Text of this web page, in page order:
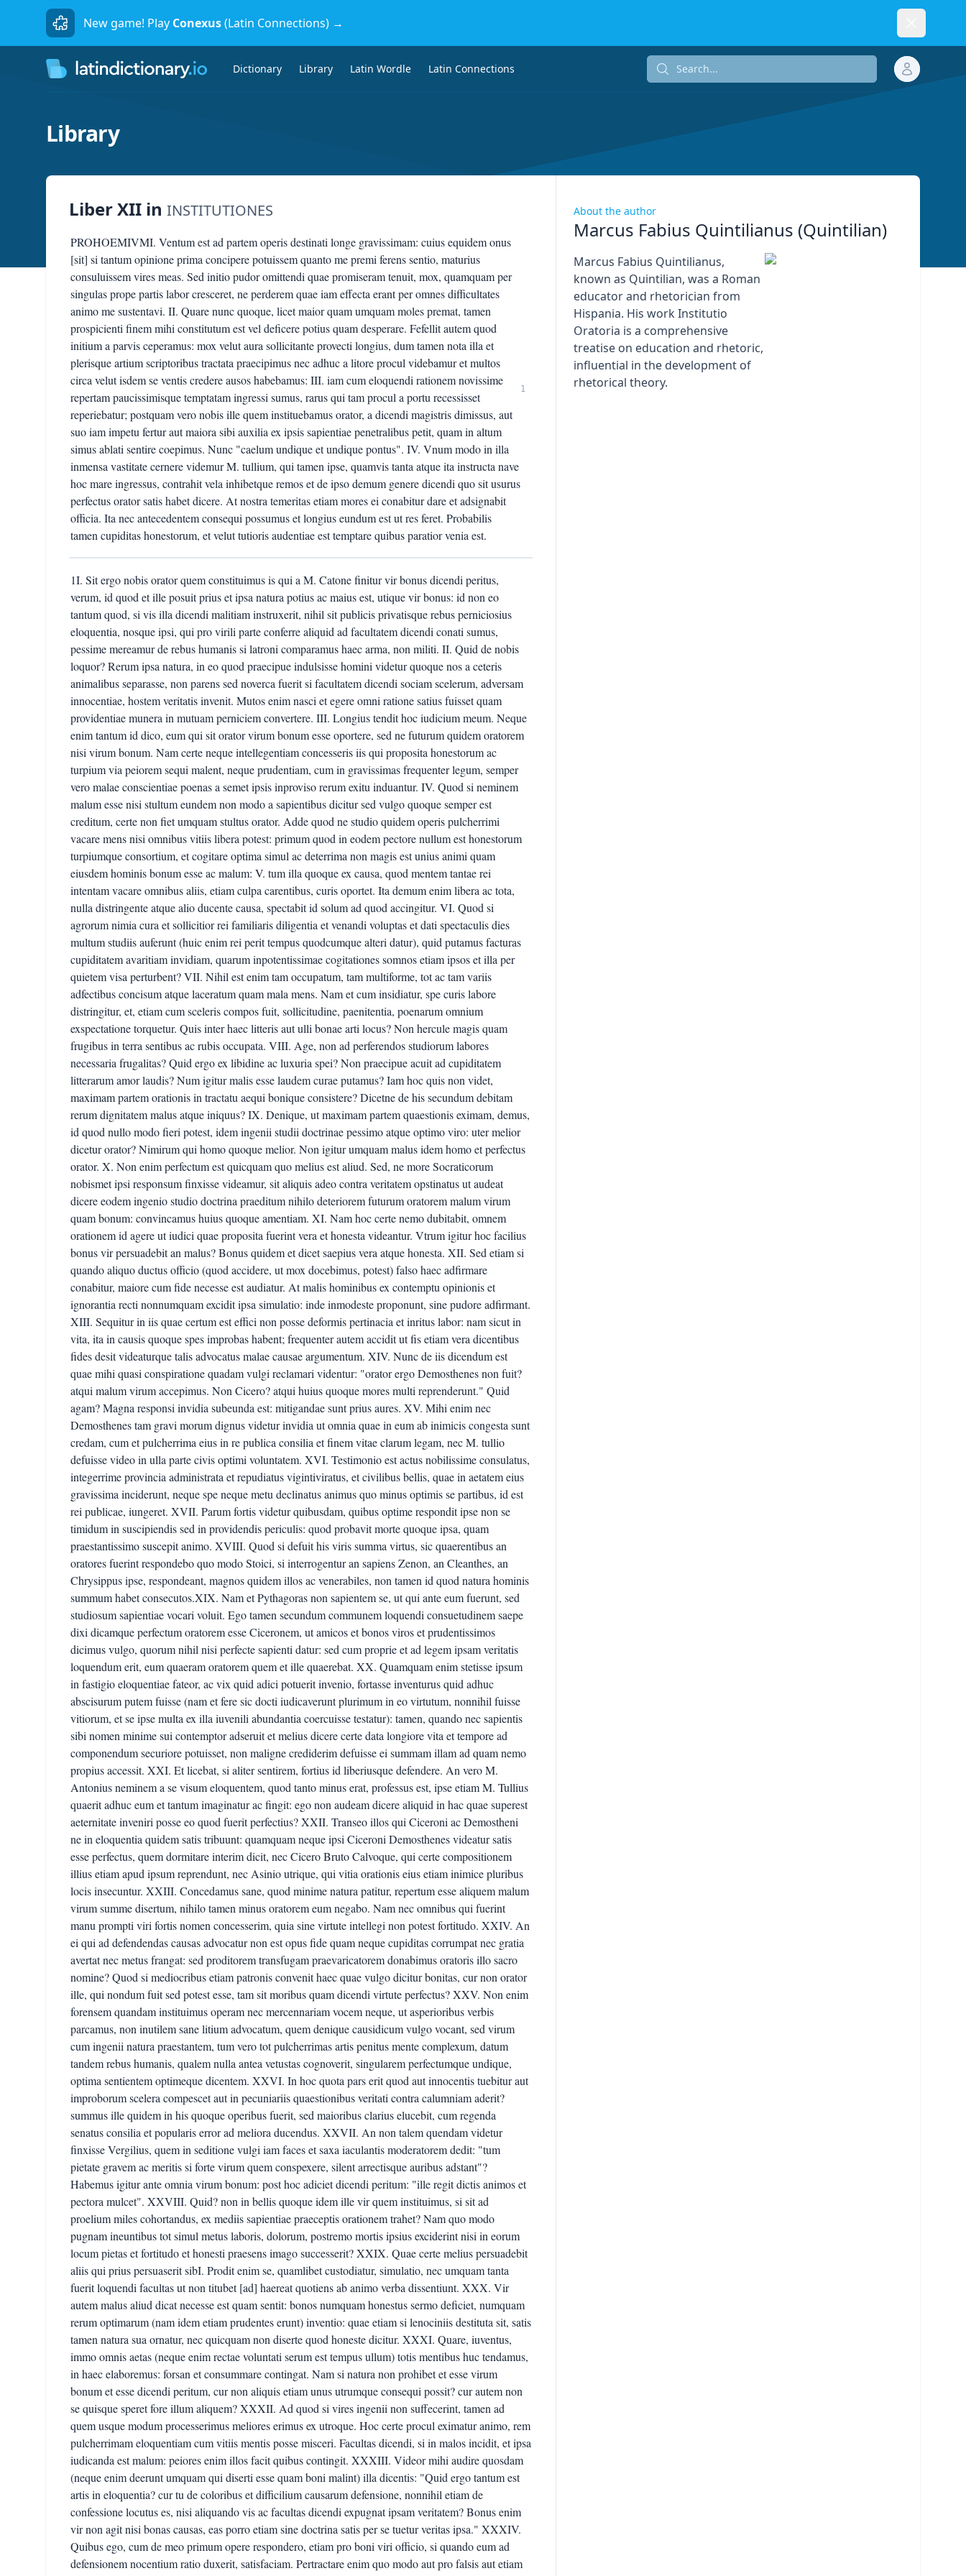
New game! Play Conexus(Latin Connections) →
Dictionary Library Latin Wordle Latin Connections Search...
Library
Liber XII in INSTITUTIONES
PROHOEMIVMI. Ventum est ad partem operis destinati longe gravissimam: cuius equidem onus
[sit] si tantum opinione prima concipere potuissem quanto me premi ferens sentio, maturius
consuluissem vires meas. Sed initio pudor omittendi quae promiseram tenuit, mox, quamquam per
singulas prope partis labor cresceret, ne perderem quae iam effecta erant per omnes difficultates
animo me sustentavi. II. Quare nunc quoque, licet maior quam umquam moles premat, tamen
prospicienti finem mihi constitutum est vel deficere potius quam desperare. Fefellit autem quod
initium a parvis ceperamus: mox velut aura sollicitante provecti longius, dum tamen nota illa et
plerisque artium scriptoribus tractata praecipimus nec adhuc a litore procul videbamur et multos
circa velut isdem se ventis credere ausos habebamus: III. iam cum eloquendi rationem novissime
repertam paucissimisque temptatam ingressi sumus, rarus qui tam procul a portu recessisset
reperiebatur; postquam vero nobis ille quem instituebamus orator, a dicendi magistris dimissus, aut
suo iam impetu fertur aut maiora sibi auxilia ex ipsis sapientiae penetralibus petit, quam in altum
simus ablati sentire coepimus. Nunc "caelum undique et undique pontus". IV. Vnum modo in illa
inmensa vastitate cernere videmur M. tullium, qui tamen ipse, quamvis tanta atque ita instructa nave
hoc mare ingressus, contrahit vela inhibetque remos et de ipso demum genere dicendi quo sit usurus
perfectus orator satis habet dicere. At nostra temeritas etiam mores ei conabitur dare et adsignabit
officia. Ita nec antecedentem consequi possumus et longius eundum est ut res feret. Probabilis
tamen cupiditas honestorum, et velut tutioris audentiae est temptare quibus paratior venia est.
1
1I. Sit ergo nobis orator quem constituimus is qui a M. Catone finitur vir bonus dicendi peritus, verum, id quod et ille posuit prius et ipsa natura potius ac maius est, utique vir bonus: id non eo tantum quod, si vis illa dicendi malitiam instruxerit, nihil sit publicis privatisque rebus perniciosius eloquentia, nosque ipsi, qui pro virili parte conferre aliquid ad facultatem dicendi conati sumus, pessime mereamur de rebus humanis si latroni comparamus haec arma, non militi. II. Quid de nobis loquor? Rerum ipsa natura, in eo quod praecipue indulsisse homini videtur quoque nos a ceteris animalibus separasse, non parens sed noverca fuerit si facultatem dicendi sociam scelerum, adversam innocentiae, hostem veritatis invenit. Mutos enim nasci et egere omni ratione satius fuisset quam providentiae munera in mutuam perniciem convertere. III. Longius tendit hoc iudicium meum. Neque enim tantum id dico, eum qui sit orator virum bonum esse oportere, sed ne futurum quidem oratorem nisi virum bonum. Nam certe neque intellegentiam concesseris iis qui proposita honestorum ac turpium via peiorem sequi malent, neque prudentiam, cum in gravissimas frequenter legum, semper vero malae conscientiae poenas a semet ipsis inproviso rerum exitu induantur. IV. Quod si neminem malum esse nisi stultum eundem non modo a sapientibus dicitur sed vulgo quoque semper est creditum, certe non fiet umquam stultus orator. Adde quod ne studio quidem operis pulcherrimi vacare mens nisi omnibus vitiis libera potest: primum quod in eodem pectore nullum est honestorum turpiumque consortium, et cogitare optima simul ac deterrima non magis est unius animi quam eiusdem hominis bonum esse ac malum: V. tum illa quoque ex causa, quod mentem tantae rei intentam vacare omnibus aliis, etiam culpa carentibus, curis oportet. Ita demum enim libera ac tota, nulla distringente atque alio ducente causa, spectabit id solum ad quod accingitur. VI. Quod si agrorum nimia cura et sollicitior rei familiaris diligentia et venandi voluptas et dati spectaculis dies multum studiis auferunt (huic enim rei perit tempus quodcumque alteri datur), quid putamus facturas cupiditatem avaritiam invidiam, quarum inpotentissimae cogitationes somnos etiam ipsos et illa per quietem visa perturbent? VII. Nihil est enim tam occupatum, tam multiforme, tot ac tam variis adfectibus concisum atque laceratum quam mala mens. Nam et cum insidiatur, spe curis labore distringitur, et, etiam cum sceleris compos fuit, sollicitudine, paenitentia, poenarum omnium exspectatione torquetur. Quis inter haec litteris aut ulli bonae arti locus? Non hercule magis quam frugibus in terra sentibus ac rubis occupata. VIII. Age, non ad perferendos studiorum labores necessaria frugalitas? Quid ergo ex libidine ac luxuria spei? Non praecipue acuit ad cupiditatem litterarum amor laudis? Num igitur malis esse laudem curae putamus? Iam hoc quis non videt, maximam partem orationis in tractatu aequi bonique consistere? Dicetne de his secundum debitam rerum dignitatem malus atque iniquus? IX. Denique, ut maximam partem quaestionis eximam, demus, id quod nullo modo fieri potest, idem ingenii studii doctrinae pessimo atque optimo viro: uter melior dicetur orator? Nimirum qui homo quoque melior. Non igitur umquam malus idem homo et perfectus orator. X. Non enim perfectum est quicquam quo melius est aliud. Sed, ne more Socraticorum nobismet ipsi responsum finxisse videamur, sit aliquis adeo contra veritatem opstinatus ut audeat dicere eodem ingenio studio doctrina praeditum nihilo deteriorem futurum oratorem malum virum quam bonum: convincamus huius quoque amentiam. XI. Nam hoc certe nemo dubitabit, omnem orationem id agere ut iudici quae proposita fuerint vera et honesta videantur. Vtrum igitur hoc facilius bonus vir persuadebit an malus? Bonus quidem et dicet saepius vera atque honesta. XII. Sed etiam si quando aliquo ductus officio (quod accidere, ut mox docebimus, potest) falso haec adfirmare conabitur, maiore cum fide necesse est audiatur. At malis hominibus ex contemptu opinionis et ignorantia recti nonnumquam excidit ipsa simulatio: inde inmodeste proponunt, sine pudore adfirmant. XIII. Sequitur in iis quae certum est effici non posse deformis pertinacia et inritus labor: nam sicut in vita, ita in causis quoque spes improbas habent; frequenter autem accidit ut fis etiam vera dicentibus fides desit videaturque talis advocatus malae causae argumentum. XIV. Nunc de iis dicendum est quae mihi quasi conspiratione quadam vulgi reclamari videntur: "orator ergo Demosthenes non fuit? atqui malum virum accepimus. Non Cicero? atqui huius quoque mores multi reprenderunt." Quid agam? Magna responsi invidia subeunda est: mitigandae sunt prius aures. XV. Mihi enim nec Demosthenes tam gravi morum dignus videtur invidia ut omnia quae in eum ab inimicis congesta sunt credam, cum et pulcherrima eius in re publica consilia et finem vitae clarum legam, nec M. tullio defuisse video in ulla parte civis optimi voluntatem. XVI. Testimonio est actus nobilissime consulatus, integerrime provincia administrata et repudiatus vigintiviratus, et civilibus bellis, quae in aetatem eius gravissima inciderunt, neque spe neque metu declinatus animus quo minus optimis se partibus, id est rei publicae, iungeret. XVII. Parum fortis videtur quibusdam, quibus optime respondit ipse non se timidum in suscipiendis sed in providendis periculis: quod probavit morte quoque ipsa, quam praestantissimo suscepit animo. XVIII. Quod si defuit his viris summa virtus, sic quaerentibus an oratores fuerint respondebo quo modo Stoici, si interrogentur an sapiens Zenon, an Cleanthes, an Chrysippus ipse, respondeant, magnos quidem illos ac venerabiles, non tamen id quod natura hominis summum habet consecutos.XIX. Nam et Pythagoras non sapientem se, ut qui ante eum fuerunt, sed studiosum sapientiae vocari voluit. Ego tamen secundum communem loquendi consuetudinem saepe dixi dicamque perfectum oratorem esse Ciceronem, ut amicos et bonos viros et prudentissimos dicimus vulgo, quorum nihil nisi perfecte sapienti datur: sed cum proprie et ad legem ipsam veritatis loquendum erit, eum quaeram oratorem quem et ille quaerebat. XX. Quamquam enim stetisse ipsum in fastigio eloquentiae fateor, ac vix quid adici potuerit invenio, fortasse inventurus quid adhuc abscisurum putem fuisse (nam et fere sic docti iudicaverunt plurimum in eo virtutum, nonnihil fuisse vitiorum, et se ipse multa ex illa iuvenili abundantia coercuisse testatur): tamen, quando nec sapientis sibi nomen minime sui contemptor adseruit et melius dicere certe data longiore vita et tempore ad componendum securiore potuisset, non maligne crediderim defuisse ei summam illam ad quam nemo propius accessit. XXI. Et licebat, si aliter sentirem, fortius id liberiusque defendere. An vero M. Antonius neminem a se visum eloquentem, quod tanto minus erat, professus est, ipse etiam M. Tullius quaerit adhuc eum et tantum imaginatur ac fingit: ego non audeam dicere aliquid in hac quae superest aeternitate inveniri posse eo quod fuerit perfectius? XXII. Transeo illos qui Ciceroni ac Demostheni ne in eloquentia quidem satis tribuunt: quamquam neque ipsi Ciceroni Demosthenes videatur satis esse perfectus, quem dormitare interim dicit, nec Cicero Bruto Calvoque, qui certe compositionem illius etiam apud ipsum reprendunt, nec Asinio utrique, qui vitia orationis eius etiam inimice pluribus locis insecuntur. XXIII. Concedamus sane, quod minime natura patitur, repertum esse aliquem malum virum summe disertum, nihilo tamen minus oratorem eum negabo. Nam nec omnibus qui fuerint manu prompti viri fortis nomen concesserim, quia sine virtute intellegi non potest fortitudo. XXIV. An ei qui ad defendendas causas advocatur non est opus fide quam neque cupiditas corrumpat nec gratia avertat nec metus frangat: sed proditorem transfugam praevaricatorem donabimus oratoris illo sacro nomine? Quod si mediocribus etiam patronis convenit haec quae vulgo dicitur bonitas, cur non orator ille, qui nondum fuit sed potest esse, tam sit moribus quam dicendi virtute perfectus? XXV. Non enim forensem quandam instituimus operam nec mercennariam vocem neque, ut asperioribus verbis parcamus, non inutilem sane litium advocatum, quem denique causidicum vulgo vocant, sed virum cum ingenii natura praestantem, tum vero tot pulcherrimas artis penitus mente complexum, datum tandem rebus humanis, qualem nulla antea vetustas cognoverit, singularem perfectumque undique, optima sentientem optimeque dicentem. XXVI. In hoc quota pars erit quod aut innocentis tuebitur aut improborum scelera compescet aut in pecuniariis quaestionibus veritati contra calumniam aderit? summus ille quidem in his quoque operibus fuerit, sed maioribus clarius elucebit, cum regenda senatus consilia et popularis error ad meliora ducendus. XXVII. An non talem quendam videtur finxisse Vergilius, quem in seditione vulgi iam faces et saxa iaculantis moderatorem dedit: "tum pietate gravem ac meritis si forte virum quem conspexere, silent arrectisque auribus adstant"? Habemus igitur ante omnia virum bonum: post hoc adiciet dicendi peritum: "ille regit dictis animos et pectora mulcet". XXVIII. Quid? non in bellis quoque idem ille vir quem instituimus, si sit ad proelium miles cohortandus, ex mediis sapientiae praeceptis orationem trahet? Nam quo modo pugnam ineuntibus tot simul metus laboris, dolorum, postremo mortis ipsius exciderint nisi in eorum locum pietas et fortitudo et honesti praesens imago successerit? XXIX. Quae certe melius persuadebit aliis qui prius persuaserit sibI. Prodit enim se, quamlibet custodiatur, simulatio, nec umquam tanta fuerit loquendi facultas ut non titubet [ad] haereat quotiens ab animo verba dissentiunt. XXX. Vir autem malus aliud dicat necesse est quam sentit: bonos numquam honestus sermo deficiet, numquam rerum optimarum (nam idem etiam prudentes erunt) inventio: quae etiam si lenociniis destituta sit, satis tamen natura sua ornatur, nec quicquam non diserte quod honeste dicitur. XXX
About the author
Marcus Fabius Quintilianus (Quintilian)
Marcus Fabius Quintilianus,
known as Quintilian, was a Roman
educator and rhetorician from
Hispania. His work Institutio
Oratoria is a comprehensive
treatise on education and rhetoric,
influential in the development of
rhetorical theory.